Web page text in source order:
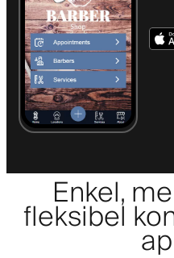
Enkel,
fleksibel